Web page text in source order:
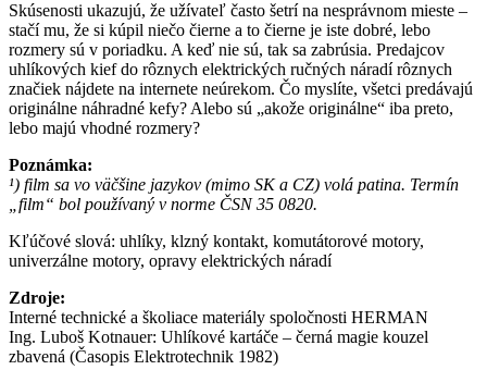
Skúsenosti ukazujú, že užívateľ často šetrí na nesprávnom mieste –
stačí mu, že si kúpil niečo čierne a to čierne je iste dobré, lebo
rozmery sú v poriadku. A keď nie sú, tak sa zabrúsia. Predajcov
uhlíkových kief do rôznych elektrických ručných náradí rôznych
značiek nájdete na internete neúrekom. Čo myslíte, všetci predávajú
originálne náhradné kefy? Alebo sú „akože originálne“ iba preto,
lebo majú vhodné rozmery?
Poznámka:
¹) film sa vo väčšine jazykov (mimo SK a CZ) volá patina. Termín
„film“ bol používaný v norme ČSN 35 0820.
Kľúčové slová: uhlíky, klzný kontakt, komutátorové motory,
univerzálne motory, opravy elektrických náradí
Zdroje:
Interné technické a školiace materiály spoločnosti HERMAN
Ing. Luboš Kotnauer: Uhlíkové kartáče – černá magie kouzel
zbavená (Časopis Elektrotechnik 1982)